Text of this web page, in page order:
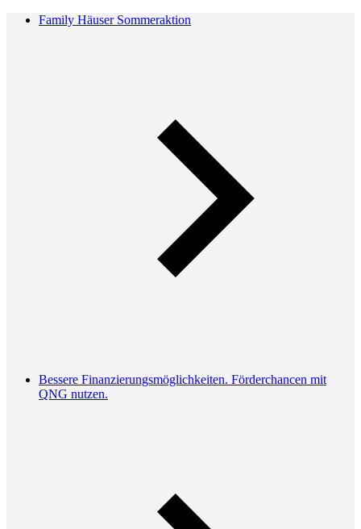
Family Häuser Sommeraktion
Bessere Finanzierungsmöglichkeiten. Förderchancen mit
QNG nutzen.